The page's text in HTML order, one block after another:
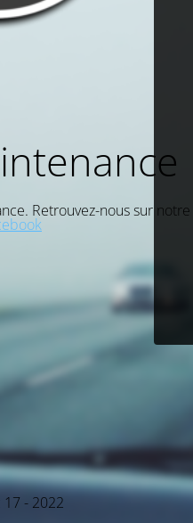
Retrouvez-nous sur notre
- 2022